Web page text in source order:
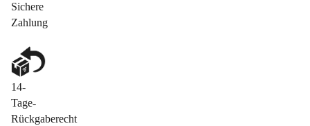
Sichere
Zahlung
14-
Tage-
Rückgaberecht